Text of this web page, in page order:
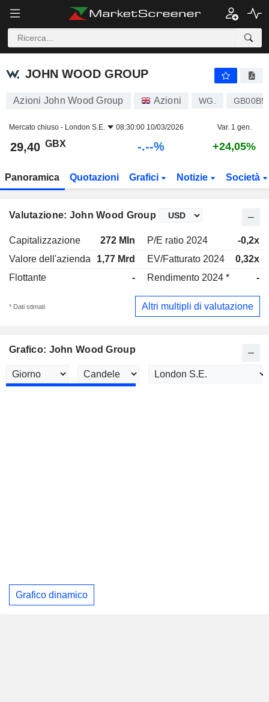
JOHN WOOD GROUP 29,40 p -
JOHN WOOD GROUP
Azioni John Wood Group Azioni WG.
Mercato chiuso - London S.E. 08:30:00 10/03/2026 Var. 1 gen.
29,40 GBX -.--% +24,05%
Panoramica Quotazioni Grafici Notizie Società
Valutazione: John Wood Group
Capitalizzazione 272 Mln P/E ratio 2024
-0,2x
Valore dell'azienda
1,77 Mrd EV/Fatturato 2024
0,32x
Flottante
- Rendimento 2024 * -
* Dati stimati Altri multipli di valutazione
Grafico: John Wood Group
Grafico dinamico